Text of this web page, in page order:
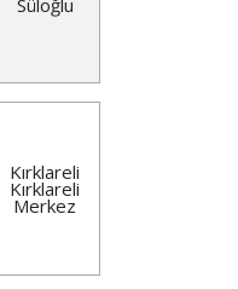
Süloğlu
Kırklareli
Kırklareli
Merkez